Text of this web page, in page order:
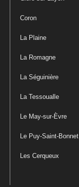
Coron
La Plaine
La Romagne
La Séguinière
La Tessoualle
Le May-sur-Èvre
Le Puy-Saint-Bonnet
Les Cerqueux